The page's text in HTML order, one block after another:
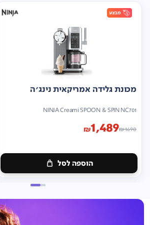
מכונת גלידה אמריקאית נינג'ה
NINJA Creami SPOON & SPIN NC701
₪1690
₪1,489
הוספה לסל